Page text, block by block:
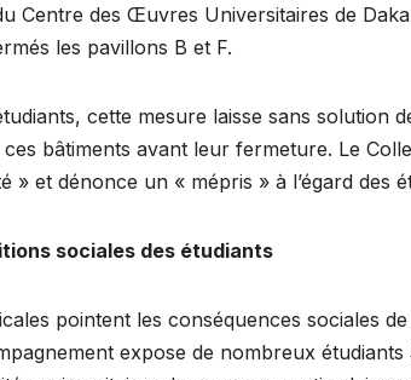
Centre des Œuvres Universitaires de
les pavillons B et F.
cette mesure laisse sans solution
bâtiments avant leur fermeture. Le
» et dénonce un « mépris » à l’égard des
sociales des étudiants
pointent les conséquences sociales
expose de nombreux